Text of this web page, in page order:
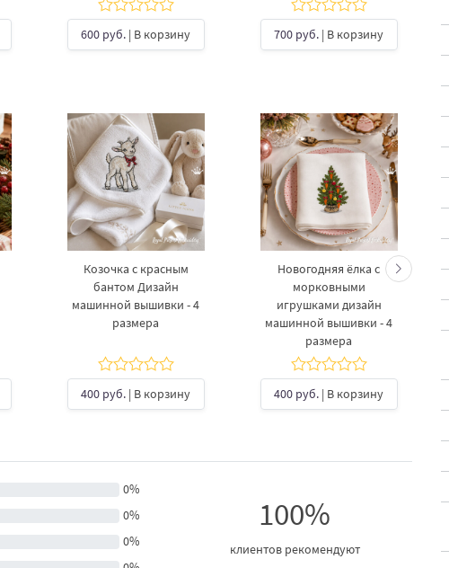
600 руб. | В корзину 700 руб. | В корзину
Козочка с красным
бантом Дизайн
машинной вышивки - 4
размера
400 руб. | В корзину
Новогодняя ёлка с
морковными
игрушками дизайн
машинной вышивки - 4
размера
400 руб. | В корзину
0%
0%
0%
100%
клиентов рекомендуют